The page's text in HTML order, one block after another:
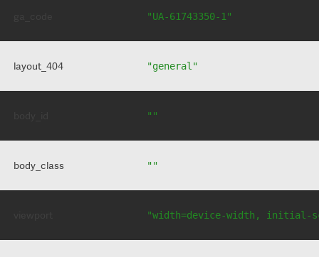
"UA-61743350-1"
layout_404 "general"
""
body_class ""
"width=device-width, initial-